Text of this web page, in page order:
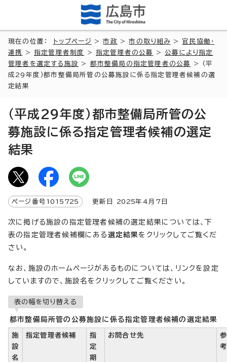
現在の位置： トップページ >市政 >市の取り組み > 官民協働・
連携
>指定管理者制度 >指定管理者の公募 >公募により指定
管理者を選定する施設
> 都市整備局の指定管理者の公募
> （平
成29年度）都市整備局所管の公募施設に係る指定管理者候補の選
定結果
（平成29年度）都市整備局所管の公
募施設に係る指定管理者候補の選定
結果
ページ番号 1015725 更新日 2025年4月7日
次に掲げる施設の指定管理者候補の選定結果については、下
表の指定管理者候補欄にある 選定結果をクリックしてご覧くだ
さい。
なお、施設のホームページがあるものについては、リンクを設定
していますので、施設名をクリックしてご覧ください。
表の幅を切り替える
都市整備局所管の公募施設に係る指定管理者候補の選定結果
施
設
名
指定管理者候補
指
定
期
お問合せ先
参
考